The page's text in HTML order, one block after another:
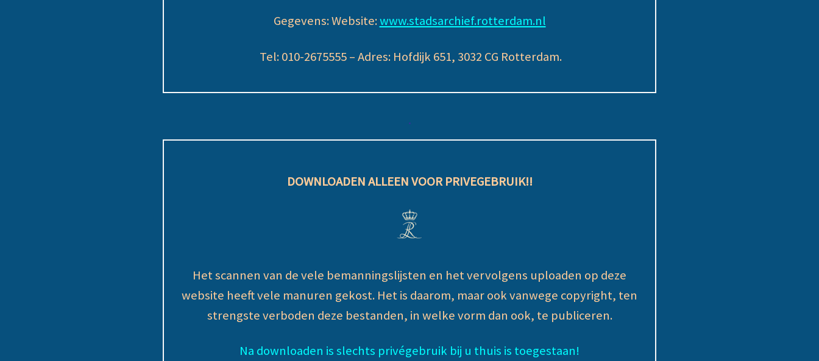
Gegevens: Website:www.stadsarchief.rotterdam.nl
Tel: 010-2675555 – Adres: Hofdijk 651, 3032 CG Rotterdam.
.
DOWNLOADEN ALLEEN VOOR PRIVEGEBRUIK!!
Het scannen van de vele bemanningslijsten en het vervolgens uploaden op deze
website heeft vele manuren gekost. Het is daarom, maar ook vanwege copyright, ten
strengste verboden deze bestanden, in welke vorm dan ook, te publiceren.
Na downloaden is slechts privégebruik bij u thuis is toegestaan!